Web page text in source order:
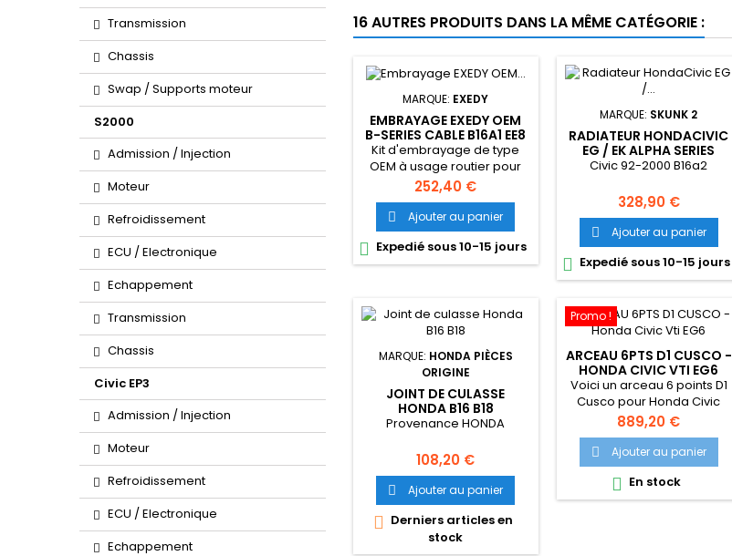
Transmission
Chassis
Swap / Supports moteur
S2000
Admission / Injection
Moteur
Refroidissement
ECU / Electronique
Echappement
Transmission
Chassis
Civic EP3
Admission / Injection
Moteur
Refroidissement
ECU / Electronique
Echappement
16 AUTRES PRODUITS DANS LA MÊME CATÉGORIE :
MARQUE: EXEDY
EMBRAYAGE EXEDY OEM
B-SERIES CABLE B16A1 EE8
EE9
Kit d'embrayage de type
OEM à usage routier pour
civic ou crx 91
Prix
252,40 €
 Ajouter au panier
 Expedié sous 10-15 jours
MARQUE: SKUNK 2
RADIATEUR HONDACIVIC
EG / EK ALPHA SERIES
SKUNK2
Civic 92-2000 B16a2
Prix
328,90 €
 Ajouter au panier
 Expedié sous 10-15 jours
MARQUE: HONDA PIÈCES
ORIGINE
JOINT DE CULASSE
HONDA B16 B18
Provenance HONDA
Prix
108,20 €
 Ajouter au panier
 Derniers articles en
stock
Promo !
ARCEAU 6PTS D1 CUSCO -
HONDA CIVIC VTI EG6
Voici un arceau 6 points D1
Cusco pour Honda Civic
des années 1992-1995 (EG3
/ EG4 / EG5 / EG6).
Prix
889,20 €
 Ajouter au panier
 En stock